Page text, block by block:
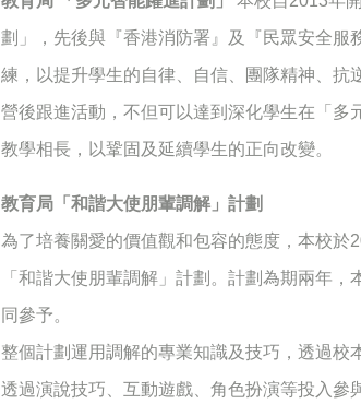
劃」，先後與『香港消防署』及『民眾安全服
練，以提升學生的自律、自信、團隊精神、抗
營後跟進活動，不但可以達到深化學生在「多
教學相長，以鞏固及延續學生的正向改變。
教育局「和諧大使朋輩調解」計劃
為了培養關愛的價值觀和包容的態度，本校
「和諧大使朋輩調解」計劃。計劃為期兩年
同參予。
整個計劃運用調解的專業知識及技巧，透過校
透過演說技巧、互動遊戲、角色扮演等投入參